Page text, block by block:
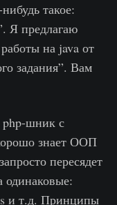
такое:
Я предлагаю
на java от
задания”. Вам
php-шник с
знает ООП
пересядет
одинаковые:
и т.д. Принципы